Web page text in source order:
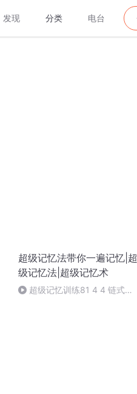
发现 分类 电台
超级记忆法带你一遍记忆|超
级记忆法|超级记忆术
超级记忆训练81 4 4 链式环